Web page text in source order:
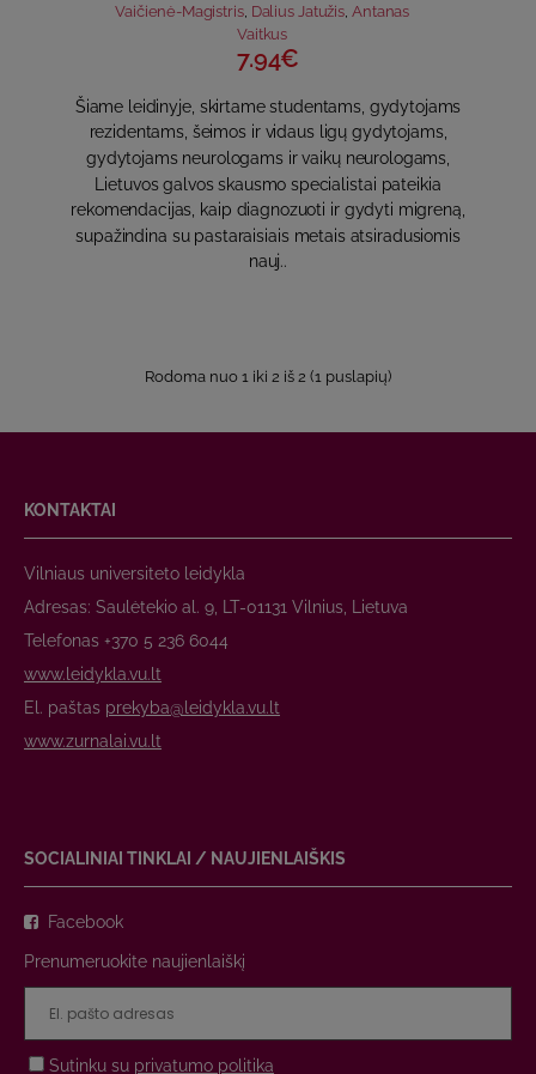
Vaičienė-Magistris, Dalius Jatužis Antanas
Vaitkus
7.94€
Šiame leidinyje, skirtame studentams, gydytojams
rezidentams, šeimos ir vidaus ligų gydytojams,
gydytojams neurologams ir vaikų neurologams,
Lietuvos galvos skausmo specialistai pateikia
rekomendacijas, kaip dia­gnozuoti ir gydyti migreną,
supažindina su pastaraisiais metais atsiradu­siomis
nauj..
Rodoma nuo 1 iki 2 iš 2 (1 puslapių)
KONTAKTAI
Vilniaus universiteto leidykla
Adresas: Saulėtekio al. 9, LT-01131 Vilnius, Lietuva
Telefonas +370 5 236 6044
www.leidykla.vu.lt
El. paštas prekyba@leidykla.vu.lt
www.zurnalai.vu.lt
SOCIALINIAI TINKLAI / NAUJIENLAIŠKIS
Facebook
Prenumeruokite naujienlaiškį
Sutinku su privatumo politika